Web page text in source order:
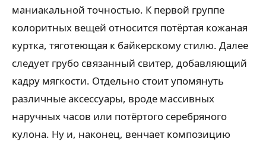
маниакальной точностью. К первой группе
колоритных вещей относится потёртая кожаная
куртка, тяготеющая к байкерскому стилю. Далее
следует грубо связанный свитер, добавляющий
кадру мягкости. Отдельно стоит упомянуть
различные аксессуары, вроде массивных
наручных часов или потёртого серебряного
кулона. Ну и, наконец, венчает композицию